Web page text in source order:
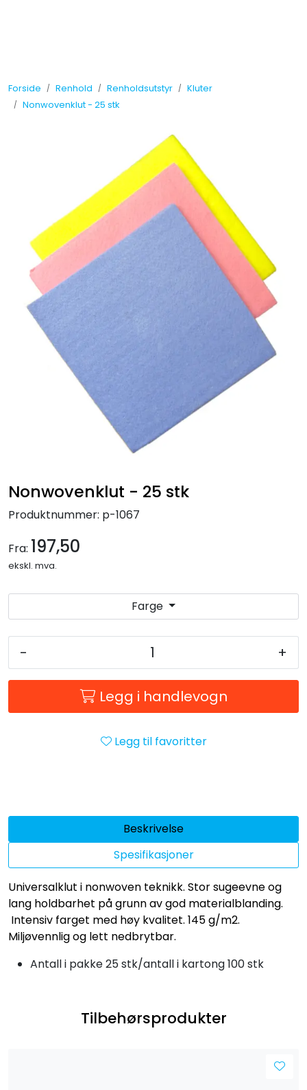
Forside Renhold Renholdsutstyr
Kluter
Nonwovenklut - 25 stk
Nonwovenklut - 25 stk
Produktnummer: p-1067
Fra: 197,50
ekskl. mva.
Farge
- +
Legg i handlevogn
Legg til favoritter
Beskrivelse
Spesifikasjoner
Universalklut i nonwoven teknikk. Stor sugeevne og
lang holdbarhet på grunn av god materialblanding.
Intensiv farget med høy kvalitet. 145 g/m2.
Miljøvennlig og lett nedbrytbar.
Antall i pakke 25 stk/antall i kartong 100 stk
Tilbehørsprodukter
Måleinstrumenter
Vinduspusseutstyr
Verneutstyr
Forbruksmateriell
Gravferd